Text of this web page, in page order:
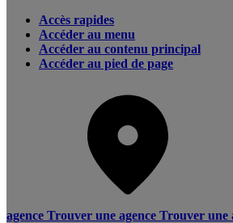
Accès rapides
Accéder au menu
Accéder au contenu principal
Accéder au pied de page
agence Trouver une agence Trouver une